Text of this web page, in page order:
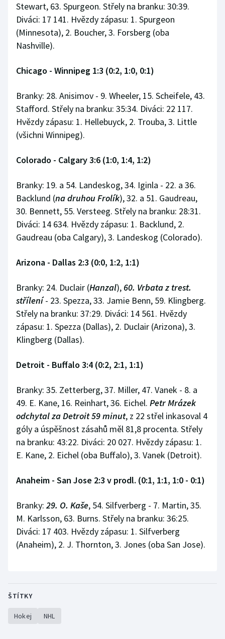
Stewart, 63. Spurgeon. Střely na branku: 30:39.
Diváci: 17 141. Hvězdy zápasu: 1. Spurgeon
(Minnesota), 2. Boucher, 3. Forsberg (oba
Nashville).
Chicago - Winnipeg 1:3 (0:2, 1:0, 0:1)
Branky: 28. Anisimov - 9. Wheeler, 15. Scheifele, 43.
Stafford. Střely na branku: 35:34. Diváci: 22 117.
Hvězdy zápasu: 1. Hellebuyck, 2. Trouba, 3. Little
(všichni Winnipeg).
Colorado - Calgary 3:6 (1:0, 1:4, 1:2)
Branky: 19. a 54. Landeskog, 34. Iginla - 22. a 36.
Backlund (na druhou Frolík), 32. a 51. Gaudreau,
30. Bennett, 55. Versteeg. Střely na branku: 28:31.
Diváci: 14 634. Hvězdy zápasu: 1. Backlund, 2.
Gaudreau (oba Calgary), 3. Landeskog (Colorado).
Arizona - Dallas 2:3 (0:0, 1:2, 1:1)
Branky: 24. Duclair (Hanzal), 60. Vrbata z trest.
střílení- 23. Spezza, 33. Jamie Benn, 59. Klingberg.
Střely na branku: 37:29. Diváci: 14 561. Hvězdy
zápasu: 1. Spezza (Dallas), 2. Duclair (Arizona), 3.
Klingberg (Dallas).
Detroit - Buffalo 3:4 (0:2, 2:1, 1:1)
Branky: 35. Zetterberg, 37. Miller, 47. Vanek - 8. a
49. E. Kane, 16. Reinhart, 36. Eichel. Petr Mrázek
odchytal za Detroit 59 minut, z 22 střel inkasoval 4
góly a úspěšnost zásahů měl 81,8 procenta. Střely
na branku: 43:22. Diváci: 20 027. Hvězdy zápasu: 1.
E. Kane, 2. Eichel (oba Buffalo), 3. Vanek (Detroit).
Anaheim - San Jose 2:3 v prodl. (0:1, 1:1, 1:0 - 0:1)
Branky:29. O. Kaše, 54. Silfverberg - 7. Martin, 35.
M. Karlsson, 63. Burns. Střely na branku: 36:25.
Diváci: 17 403. Hvězdy zápasu: 1. Silfverberg
(Anaheim), 2. J. Thornton, 3. Jones (oba San Jose).
ŠTÍTKY
Hokej NHL